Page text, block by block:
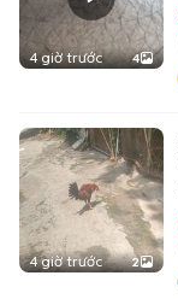
4 giờ trước 4
4 giờ trước 2